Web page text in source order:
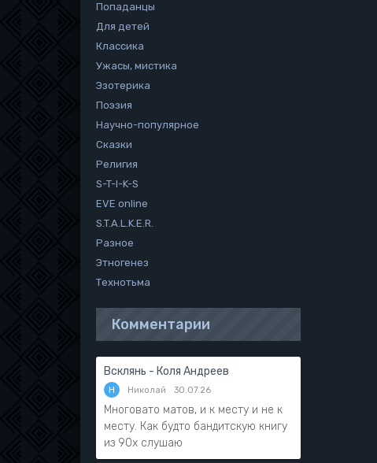
Попаданцы
Для детей
Классика
Ужасы, мистика
Эзотерика
Поэзия
Научно-популярное
Сказки
Религия
S-T-I-K-S
EVE online
S.T.A.L.K.E.R.
Разное
Этногенез
Технотьма
Комментарии
Всклянь - Коля Андреев
Н Николай 30.07.26
Многовато матов, и к месту и не к
месту. Как будто бандитскую книгу
из 90х слушаю